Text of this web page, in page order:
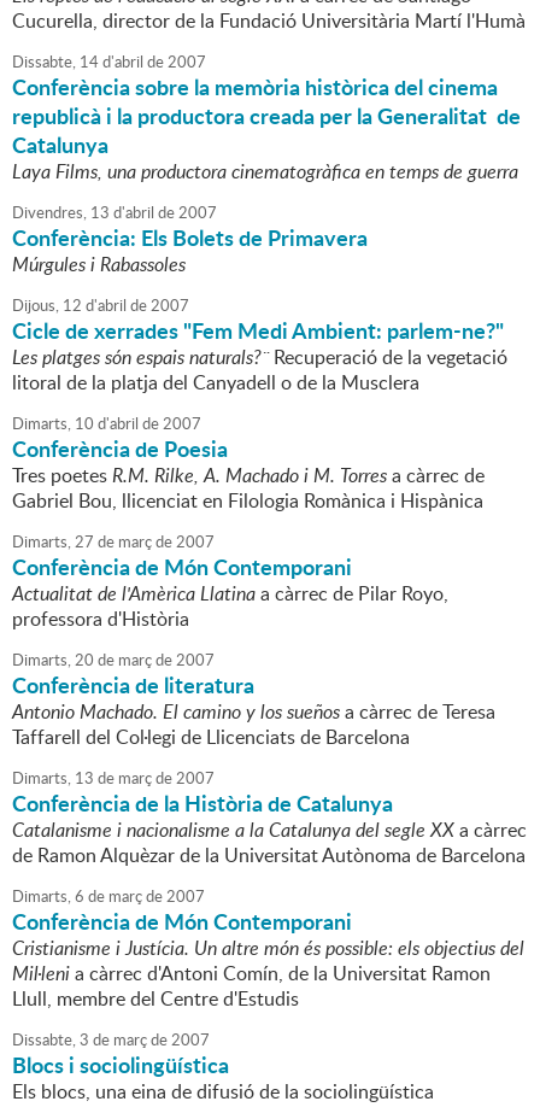
Cucurella, director de la Fundació Universitària Martí l'Humà
Dissabte, 14d'abril de2007
Conferència sobre la memòria històrica del cinema
republicà i la productora creada per la Generalitat de
Catalunya
Laya Films, una productora cinematogràfica en temps de guerra
Divendres, 13 d'abril de2007
Conferència: Els Bolets de Primavera
Múrgules i Rabassoles
Dijous, 12 d'abril de2007
Cicle de xerrades "Fem Medi Ambient: parlem-ne?"
Les platges són espais naturals?¨Recuperació de la vegetació
litoral de la platja del Canyadell o de la Musclera
Dimarts, 10 d'abril de2007
Conferència de Poesia
Tres poetesR.M. Rilke, A. Machado i M. Torresa càrrec de
Gabriel Bou, llicenciat en Filologia Romànica i Hispànica
Dimarts,27 de marçde2007
Conferència de Món Contemporani
Actualitat de l'Amèrica Llatinaa càrrec de Pilar Royo,
professora d'Història
Dimarts,20 de marçde2007
Conferència de literatura
Antonio Machado. El camino y los sueñosa càrrec de Teresa
Taffarell del Col·legi de Llicenciats de Barcelona
Dimarts, 13 de marçde2007
Conferència de la Història de Catalunya
Catalanisme i nacionalisme a la Catalunya del segle XXa càrrec
de Ramon Alquèzar de la Universitat Autònoma de Barcelona
Dimarts,6 de marçde2007
Conferència de Món Contemporani
Cristianisme i Justícia. Un altre món és possible: els objectius del
Mil·lenia càrrec d'Antoni Comín, de la Universitat Ramon
Llull, membre del Centre d'Estudis
Dissabte,3 de marçde2007
Blocs i sociolingüística
Els blocs, una eina de difusió de la sociolingüística